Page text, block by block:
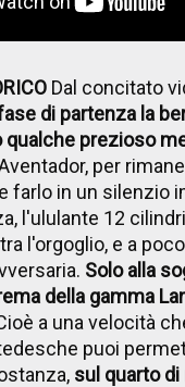
Dal concitato
di partenza la
qualche prezioso
per
farlo in un silenzio
l'ululante 12
l'orgoglio, e a
Solo alla
della gamma
a una velocità
puoi
sul quarto